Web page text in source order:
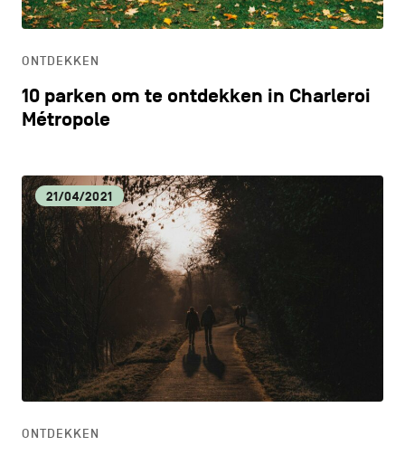
ONTDEKKEN
10 parken om te ontdekken in Charleroi
Métropole
21/04/2021
ONTDEKKEN